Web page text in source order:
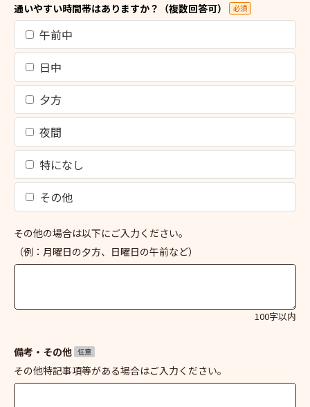
通いやすい時間帯はありますか？（複数回答可） 必須
午前中
日中
夕方
夜間
特になし
その他
その他の場合は以下にご入力ください。
（例：月曜日の夕方、日曜日の午前など）
100字以内
備考・その他 任意
その他特記事項等がある場合はご入力ください。